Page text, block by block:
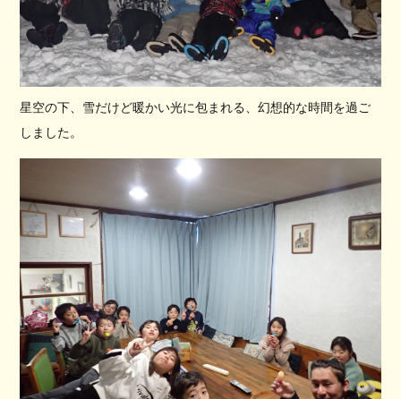
星空の下、雪だけど暖かい光に包まれる、幻想的な時間を過ご
しました。